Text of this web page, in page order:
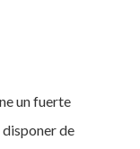
un fuerte
de